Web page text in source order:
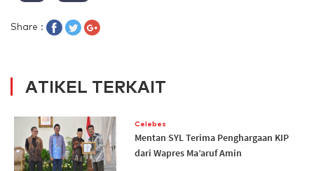
Share :
ATIKEL TERKAIT
Celebes
Mentan SYL Terima Penghargaan KIP
dari Wapres Ma’aruf Amin